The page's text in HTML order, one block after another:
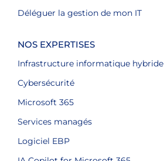
Déléguer la gestion de mon IT
NOS EXPERTISES
Infrastructure informatique hybride
Cybersécurité
Microsoft 365
Services managés
Logiciel EBP